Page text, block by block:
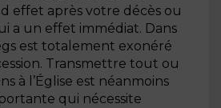
effet après votre décès ou
a un effet immédiat. Dans
est totalement exonéré
Transmettre tout ou
à l’Église est néanmoins
qui nécessite